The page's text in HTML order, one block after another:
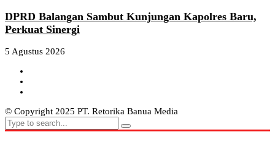
DPRD Balangan Sambut Kunjungan Kapolres Baru,
Perkuat Sinergi
5 Agustus 2026
© Copyright 2025 PT. Retorika Banua Media